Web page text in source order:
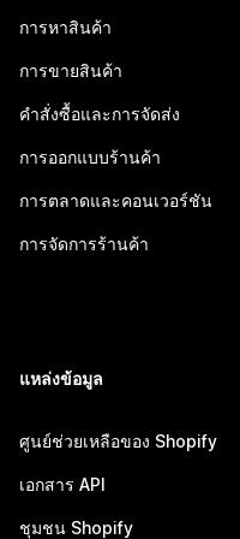
การหาสินค้า
การขายสินค้า
คำสั่งซื้อและการจัดส่ง
การออกแบบร้านค้า
การตลาดและคอนเวอร์ชัน
การจัดการร้านค้า
แหล่งข้อมูล
ศูนย์ช่วยเหลือของ Shopify
เอกสาร API
ชุมชน Shopify